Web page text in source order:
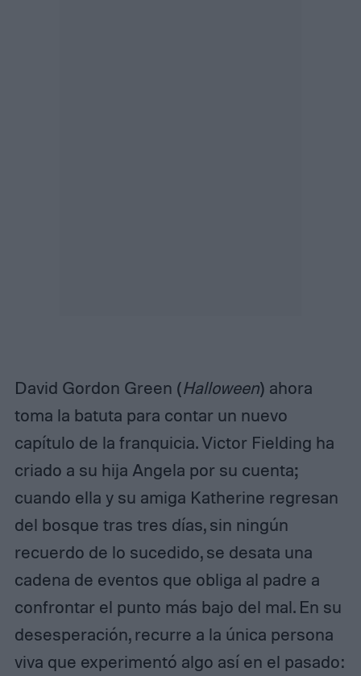
David Gordon Green (Halloween) ahora
toma la batuta para contar un nuevo
capítulo de la franquicia. Victor Fielding ha
criado a su hija Angela por su cuenta;
cuando ella y su amiga Katherine regresan
del bosque tras tres días, sin ningún
recuerdo de lo sucedido, se desata una
cadena de eventos que obliga al padre a
confrontar el punto más bajo del mal. En su
desesperación, recurre a la única persona
viva que experimentó algo así en el pasado: